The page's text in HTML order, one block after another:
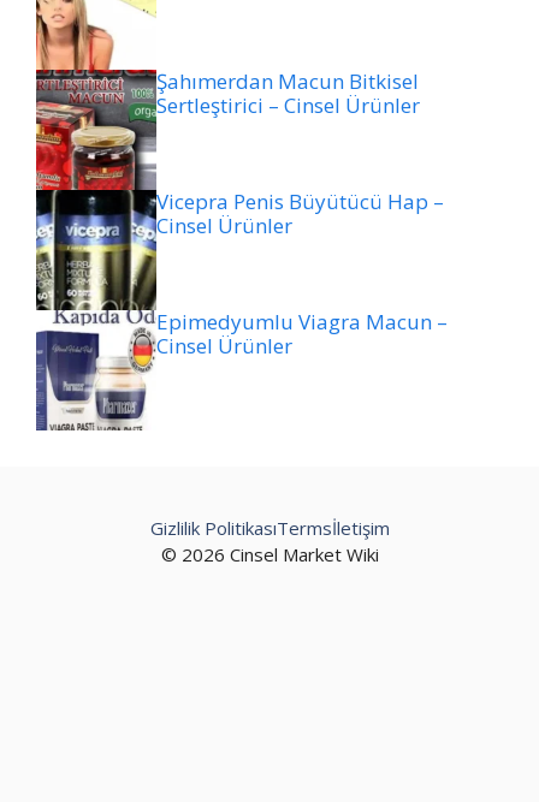
Şahımerdan Macun Bitkisel
Sertleştirici – Cinsel Ürünler
Vicepra Penis Büyütücü Hap –
Cinsel Ürünler
Epimedyumlu Viagra Macun –
Cinsel Ürünler
© 2026 Cinsel Market Wiki
Gizlilik PolitikasıTermsİletişim